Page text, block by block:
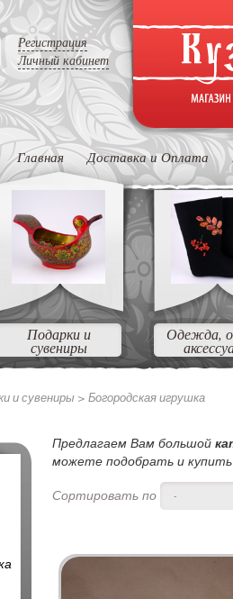
Регистрация
Личный кабинет
Главная Доставка и Оплата
Подарки и
сувениры
Одежда,
и сувениры > Богородская игрушка
Предлагаем Вам большой
можете подобрать и купить
Сортировать по
-